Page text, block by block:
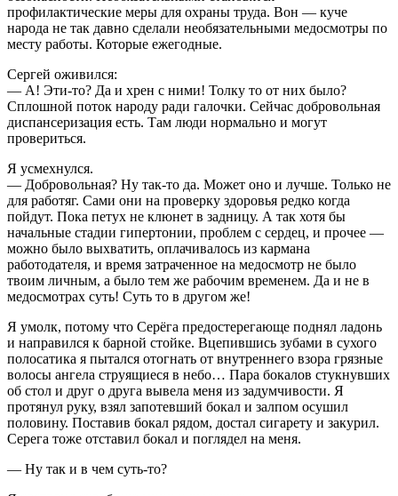
профилактические меры для охраны труда. Вон — куче
народа не так давно сделали необязательными медосмотры по
месту работы. Которые ежегодные.
Сергей оживился:
— А! Эти-то? Да и хрен с ними! Толку то от них было?
Сплошной поток народу ради галочки. Сейчас добровольная
диспансеризация есть. Там люди нормально и могут
провериться.
Я усмехнулся.
— Добровольная? Ну так-то да. Может оно и лучше. Только не
для работяг. Сами они на проверку здоровья редко когда
пойдут. Пока петух не клюнет в задницу. А так хотя бы
начальные стадии гипертонии, проблем с сердец, и прочее —
можно было выхватить, оплачивалось из кармана
работодателя, и время затраченное на медосмотр не было
твоим личным, а было тем же рабочим временем. Да и не в
медосмотрах суть! Суть то в другом же!
Я умолк, потому что Серёга предостерегающе поднял ладонь
и направился к барной стойке. Вцепившись зубами в сухого
полосатика я пытался отогнать от внутреннего взора грязные
волосы ангела струящиеся в небо… Пара бокалов стукнувших
об стол и друг о друга вывела меня из задумчивости. Я
протянул руку, взял запотевший бокал и залпом осушил
половину. Поставив бокал рядом, достал сигарету и закурил.
Серега тоже отставил бокал и поглядел на меня.
— Ну так и в чем суть-то?